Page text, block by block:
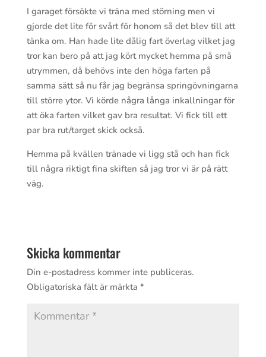
I garaget försökte vi träna med störning men vi
gjorde det lite för svårt för honom så det blev till att
tänka om. Han hade lite dålig fart överlag vilket jag
tror kan bero på att jag kört mycket hemma på små
utrymmen, då behövs inte den höga farten på
samma sätt så nu får jag begränsa springövningarna
till större ytor. Vi körde några långa inkallningar för
att öka farten vilket gav bra resultat. Vi fick till ett
par bra rut/target skick också.
Hemma på kvällen tränade vi ligg stå och han fick
till några riktigt fina skiften så jag tror vi är på rätt
väg.
Skicka kommentar
Din e-postadress kommer inte publiceras.
Obligatoriska fält är märkta *